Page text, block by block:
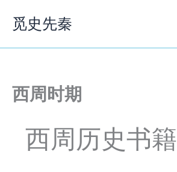
容
觅史先秦
西周时期
西周历史书籍